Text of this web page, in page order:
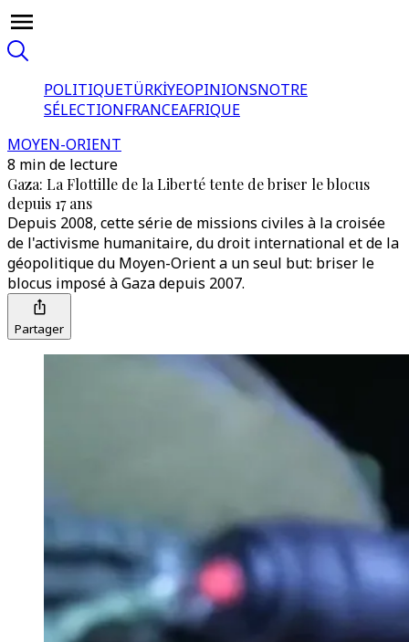
POLITIQUETÜRKİYEOPINIONSNOTRE
SÉLECTIONFRANCEAFRIQUE
MOYEN-ORIENT
8 min de lecture
Gaza: La Flottille de la Liberté tente de briser le blocus
depuis 17 ans
Depuis 2008, cette série de missions civiles à la croisée
de l'activisme humanitaire, du droit international et de la
géopolitique du Moyen-Orient a un seul but: briser le
blocus imposé à Gaza depuis 2007.
Partager